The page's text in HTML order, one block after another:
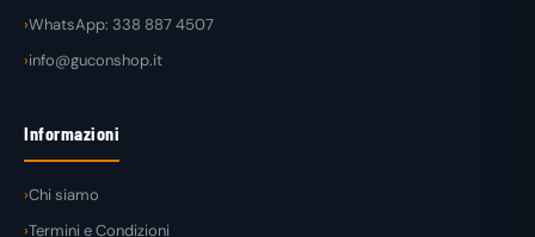
WhatsApp: 338 887 4507
info@guconshop.it
Informazioni
Chi siamo
Termini e Condizioni